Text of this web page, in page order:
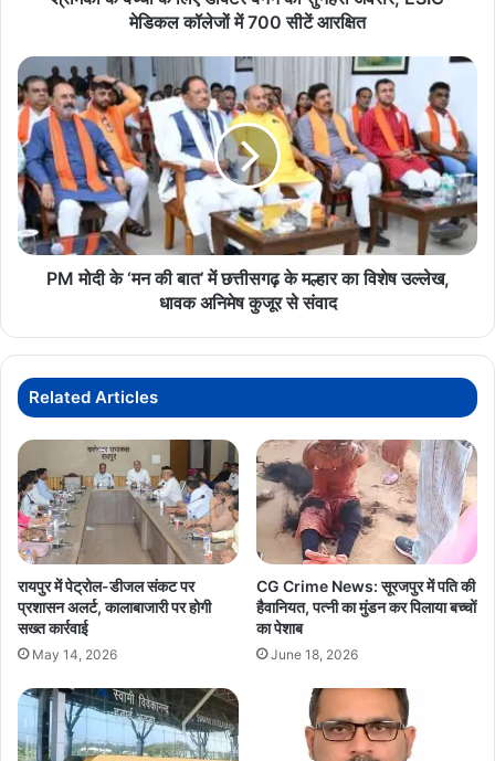
कॉलेजों
में
700
सीटें
आरक्षित
मेडिकल कॉलेजों में 700 सीटें आरक्षित
PM
मोदी
के
‘मन
की
बात’
में
छत्तीसगढ़
के
अनिमेष
कुजूर
से
PM मोदी के ‘मन की बात’ में छत्तीसगढ़ के मल्हार का विशेष उल्लेख,
धावक अनिमेष कुजूर से संवाद
Related Articles
रायपुर में पेट्रोल-डीजल संकट पर
प्रशासन अलर्ट, कालाबाजारी पर होगी
सख्त कार्रवाई
May 14, 2026
CG Crime News: सूरजपुर में पति की
हैवानियत, पत्नी का मुंडन कर पिलाया बच्चों
का पेशाब
June 18, 2026